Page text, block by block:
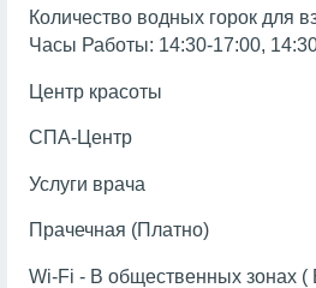
Количество водных горок для
Часы Работы: 14:30-17:00,
Центр красоты
СПА-Центр
Услуги врача
Прачечная (Платно)
Wi-Fi - В общественных зонах (